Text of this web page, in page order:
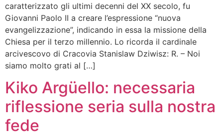
caratterizzato gli ultimi decenni del XX secolo, fu
Giovanni Paolo II a creare l’espressione “nuova
evangelizzazione”, indicando in essa la missione della
Chiesa per il terzo millennio. Lo ricorda il cardinale
arcivescovo di Cracovia Stanislaw Dziwisz: R. – Noi
siamo molto grati al […]
Kiko Argüello: necessaria
riflessione seria sulla nostra
fede